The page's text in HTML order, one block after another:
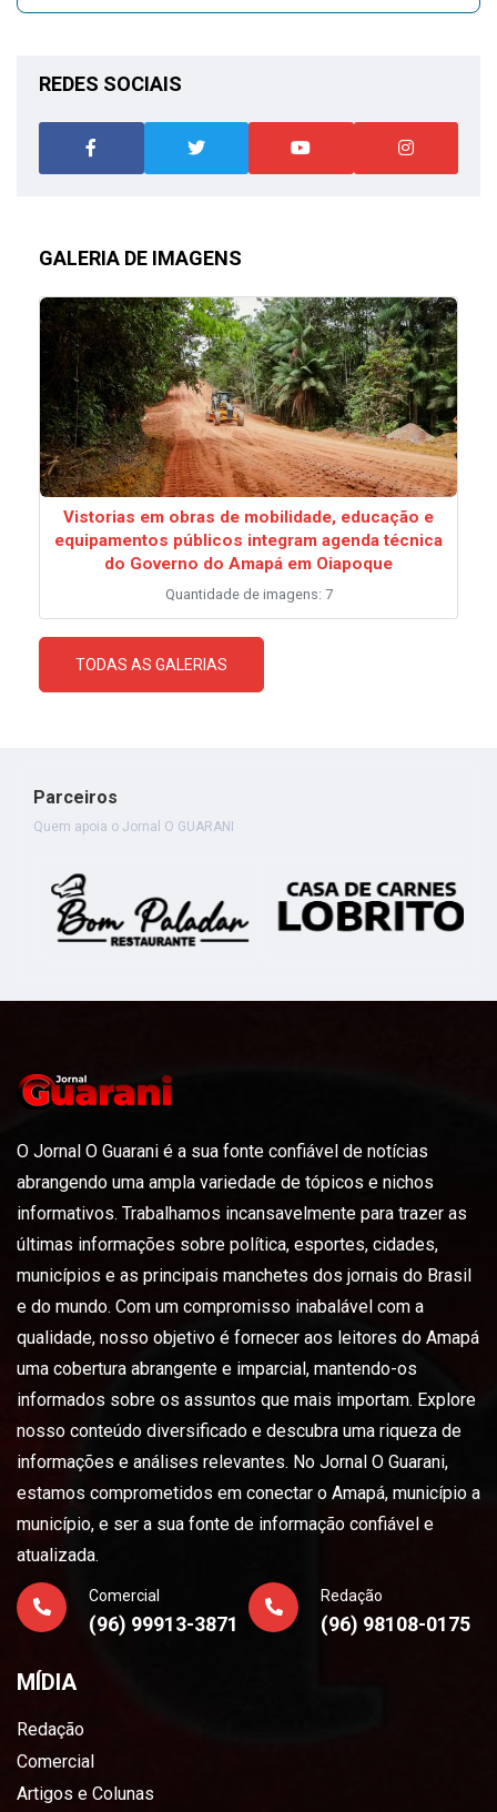
REDES SOCIAIS
GALERIA DE IMAGENS
Vistorias em obras de mobilidade, educação e
equipamentos públicos integram agenda técnica
do Governo do Amapá em Oiapoque
Quantidade de imagens: 7
TODAS AS GALERIAS
Parceiros
Quem apoia o Jornal O GUARANI
O Jornal O Guarani é a sua fonte confiável de notícias
abrangendo uma ampla variedade de tópicos e nichos
informativos. Trabalhamos incansavelmente para trazer as
últimas informações sobre política, esportes, cidades,
municípios e as principais manchetes dos jornais do Brasil
e do mundo. Com um compromisso inabalável com a
qualidade, nosso objetivo é fornecer aos leitores do Amapá
uma cobertura abrangente e imparcial, mantendo-os
informados sobre os assuntos que mais importam. Explore
nosso conteúdo diversificado e descubra uma riqueza de
informações e análises relevantes. No Jornal O Guarani,
estamos comprometidos em conectar o Amapá, município a
município, e ser a sua fonte de informação confiável e
atualizada.
Comercial
(96) 99913-3871
Redação
(96) 98108-0175
MÍDIA
Redação
Comercial
Artigos e Colunas